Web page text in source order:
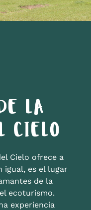
LA
CIELO
Cielo ofrece a
igual, es el lugar
de la
ecoturismo.
experiencia